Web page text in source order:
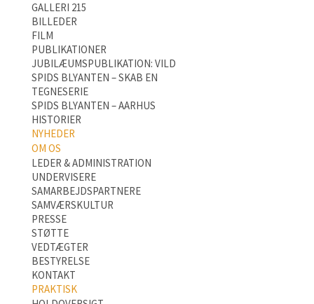
GALLERI 215
BILLEDER
FILM
PUBLIKATIONER
JUBILÆUMSPUBLIKATION: VILD
SPIDS BLYANTEN – SKAB EN
TEGNESERIE
SPIDS BLYANTEN – AARHUS
HISTORIER
NYHEDER
OM OS
LEDER & ADMINISTRATION
UNDERVISERE
SAMARBEJDSPARTNERE
SAMVÆRSKULTUR
PRESSE
STØTTE
VEDTÆGTER
BESTYRELSE
KONTAKT
PRAKTISK